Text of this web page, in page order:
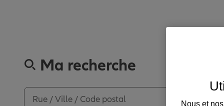
Ma recherche
Nous et